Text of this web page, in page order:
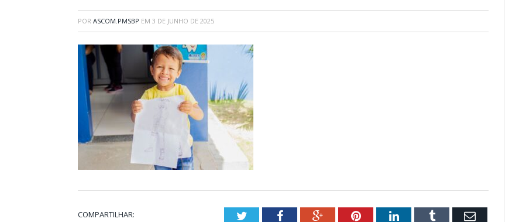
POR ASCOM.PMSBP EM 3 DE JUNHO DE 2025
COMPARTILHAR: TwitterFacebookGoogle+PinterestLinkedInTumblr Email